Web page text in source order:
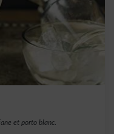
et porto blanc.